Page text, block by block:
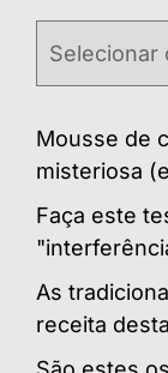
Mousse de
misteriosa
Faça este
As
receita